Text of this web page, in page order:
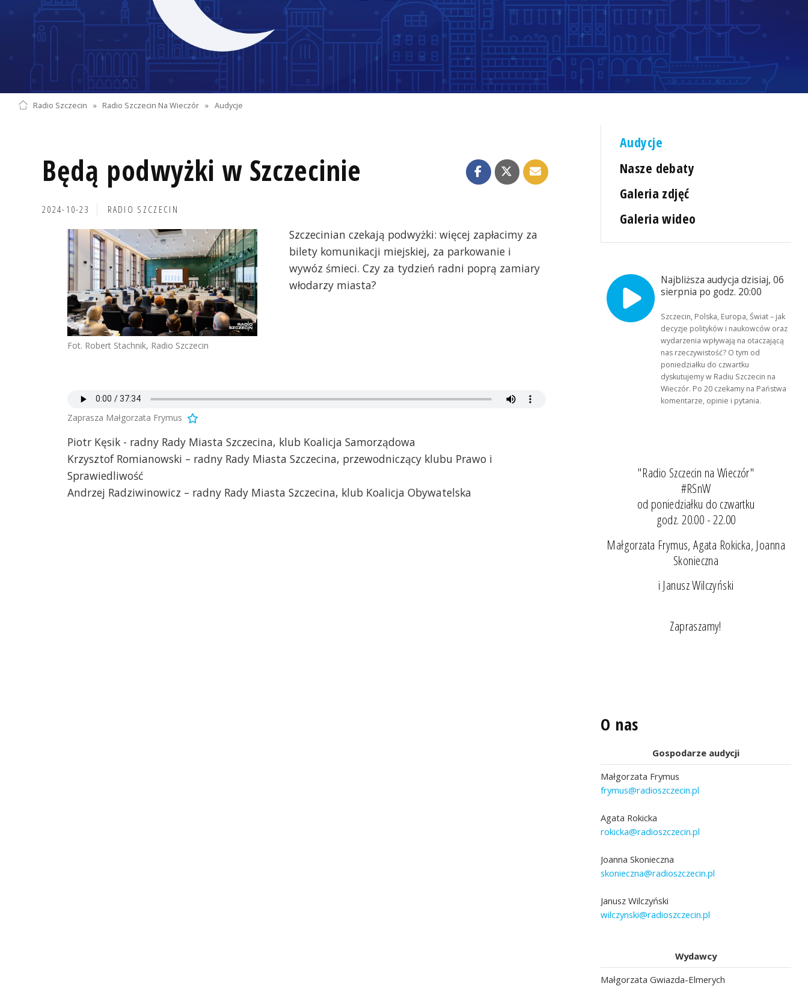
Radio Szczecin » Radio Szczecin Na Wieczór » Audycje
Będą podwyżki w Szczecinie
2024-10-23 RADIO SZCZECIN
Fot. Robert Stachnik, Radio Szczecin
Szczecinian czekają podwyżki: więcej zapłacimy za
bilety komunikacji miejskiej, za parkowanie i
wywóz śmieci. Czy za tydzień radni poprą zamiary
włodarzy miasta?
Zaprasza Małgorzata Frymus
Piotr Kęsik - radny Rady Miasta Szczecina, klub Koalicja Samorządowa
Krzysztof Romianowski – radny Rady Miasta Szczecina, przewodniczący klubu Prawo i
Sprawiedliwość
Andrzej Radziwinowicz – radny Rady Miasta Szczecina, klub Koalicja Obywatelska
Audycje
Nasze debaty
Galeria zdjęć
Galeria wideo
Najbliższa audycja dzisiaj, 06
sierpnia po godz. 20:00
Szczecin, Polska, Europa, Świat – jak
decyzje polityków i naukowców oraz
wydarzenia wpływają na otaczającą
nas rzeczywistość? O tym od
poniedziałku do czwartku
dyskutujemy w Radiu Szczecin na
Wieczór. Po 20 czekamy na Państwa
komentarze, opinie i pytania.
"Radio Szczecin na Wieczór"
#RSnW
od poniedziałku do czwartku
godz. 20.00 - 22.00
Małgorzata Frymus, Agata Rokicka, Joanna
Skonieczna
i Janusz Wilczyński
Zapraszamy!
O nas
Gospodarze audycji
Małgorzata Frymus
frymus@radioszczecin.pl
Agata Rokicka
rokicka@radioszczecin.pl
Joanna Skonieczna
skonieczna@radioszczecin.pl
Janusz Wilczyński
wilczynski@radioszczecin.pl
Wydawcy
Małgorzata Gwiazda-Elmerych